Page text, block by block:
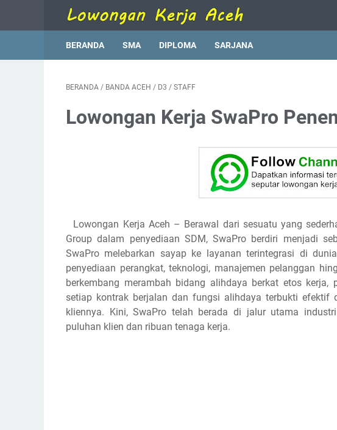
BERANDA SMA DIPLOMA SARJANA
BERANDA / BANDA ACEH / D3 / STAFF
Lowongan Kerja SwaPro
Lowongan Kerja Aceh – Berawal dari sesuatu yang
Group dalam penyediaan SDM, SwaPro berdiri menjadi
SwaPro melebarkan sayap ke layanan terintegrasi di
penyediaan perangkat, teknologi, manajemen pelanggan
berkembang merambah bidang alihdaya berkat etos
setiap kontrak berjalan dan fungsi alihdaya terbukti efektif
kliennya. Kini, SwaPro telah berada di jalur utama
puluhan klien dan ribuan tenaga kerja.